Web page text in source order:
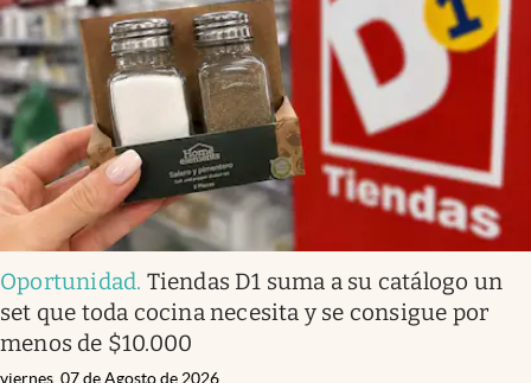
Infotechnology
Clase
Clima
Mundial 2026
Eventos Corporativos
El Cronista Studio
Mediakit
abre en nueva pestaña
Argentina
Oportunidad. Tiendas D1 suma a su catálogo un
set que toda cocina necesita y se consigue por
menos de $10.000
viernes, 07 de Agosto de 2026